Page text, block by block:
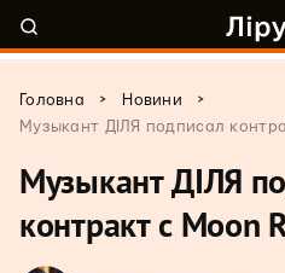
Головна > Новини
>
Музыкант ДІЛЯ подписал
Музыкант ДІЛЯ
контракт с Moon